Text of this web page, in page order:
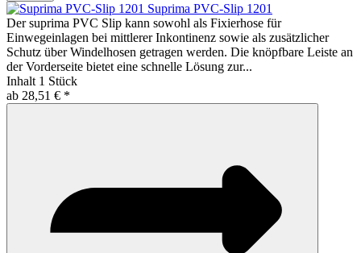
Suprima PVC-Slip 1201
Der suprima PVC Slip kann sowohl als Fixierhose für
Einwegeinlagen bei mittlerer Inkontinenz sowie als zusätzlicher
Schutz über Windelhosen getragen werden. Die knöpfbare Leiste an
der Vorderseite bietet eine schnelle Lösung zur...
Inhalt 1 Stück
ab 28,51 € *